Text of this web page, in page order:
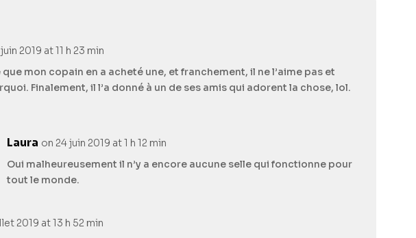
2019 at 11 h 23 min
que mon copain en a acheté une, et franchement, il ne l’aime pas et
Finalement, il l’a donné à un de ses amis qui adorent la chose, lol.
Laura on 24 juin 2019 at 1 h 12 min
Oui malheureusement il n’y a encore aucune selle qui fonctionne pour
tout le monde.
2019 at 13 h 52 min